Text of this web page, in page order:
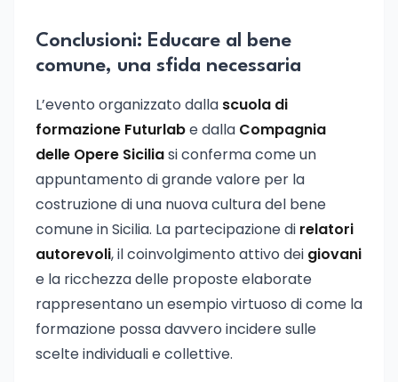
Conclusioni: Educare al bene
comune, una sfida necessaria
L’evento organizzato dalla scuola di
formazione Futurlabe dalla Compagnia
delle Opere Siciliasi conferma come un
appuntamento di grande valore per la
costruzione di una nuova cultura del bene
comune in Sicilia. La partecipazione di relatori
autorevoli, il coinvolgimento attivo dei giovani
e la ricchezza delle proposte elaborate
rappresentano un esempio virtuoso di come la
formazione possa davvero incidere sulle
scelte individuali e collettive.